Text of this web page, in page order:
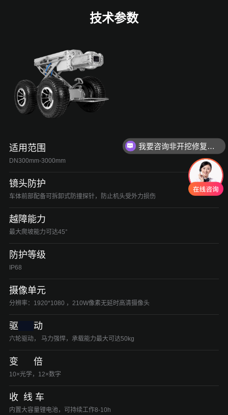
技术参数
适用范围
DN300mm-3000mm
镜头防护
车体前部配备可拆卸式防撞探针，防止机头受外力损伤
越障能力
最大爬坡能力可达45°
防护等级
IP68
摄像单元
分辨率：1920*1080 ，210W像素无延时高清摄像头
驱 动
六轮驱动， 马力强悍，承载能力最大可达50kg
变 倍
10×光学，12×数字
收 线 车
内置大容量锂电池，可持续工作8-10h